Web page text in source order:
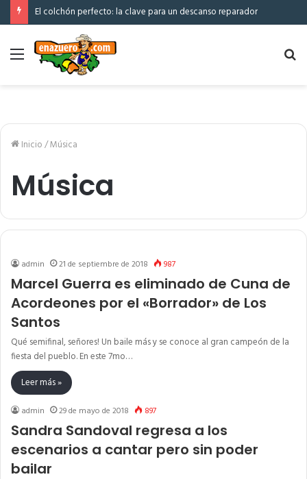
El colchón perfecto: la clave para un descanso reparador
Menú
Inicio/Música
Música
admin 21 de septiembre de 2018 987
Marcel Guerra es eliminado de Cuna de
Acordeones por el «Borrador» de Los
Santos
Qué semifinal, señores! Un baile más y se conoce al gran campeón de la
fiesta del pueblo. En este 7mo…
Leer más »
admin 29 de mayo de 2018 897
Sandra Sandoval regresa a los
escenarios a cantar pero sin poder
bailar